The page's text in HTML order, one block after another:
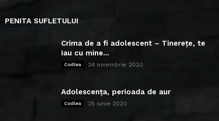
PENITA SUFLETULUI
Crima de a fi adolescent – Tinerețe, te
iau cu mine...
Codlea 24 noiembrie 2020
Adolescența, perioada de aur
Codlea 25 iunie 2020